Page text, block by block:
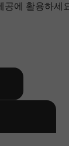
공에 활용하세